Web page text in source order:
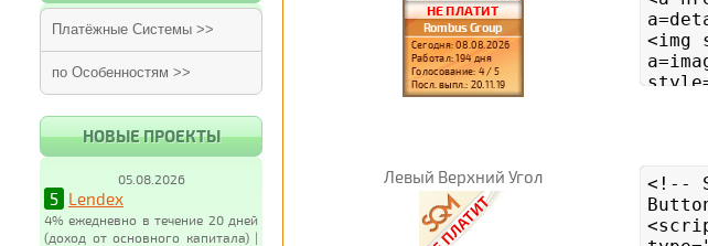
Платёжные Системы >>
по Особенностям >>
НОВЫЕ ПРОЕКТЫ
05.08.2026
5 Lendex
4% ежедневно в течение 20 дней
(доход от основного капитала) |
Левый Верхний Угол